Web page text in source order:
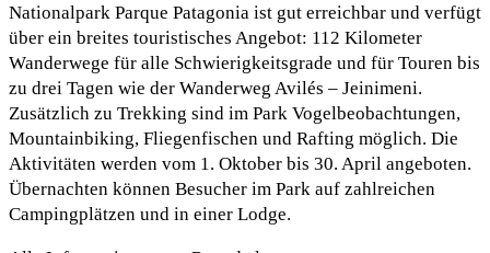
Nationalpark Parque Patagonia ist gut erreichbar und verfügt
über ein breites touristisches Angebot: 112 Kilometer
Wanderwege für alle Schwierigkeitsgrade und für Touren bis
zu drei Tagen wie der Wanderweg Avilés – Jeinimeni.
Zusätzlich zu Trekking sind im Park Vogelbeobachtungen,
Mountainbiking, Fliegenfischen und Rafting möglich. Die
Aktivitäten werden vom 1. Oktober bis 30. April angeboten.
Übernachten können Besucher im Park auf zahlreichen
Campingplätzen und in einer Lodge.